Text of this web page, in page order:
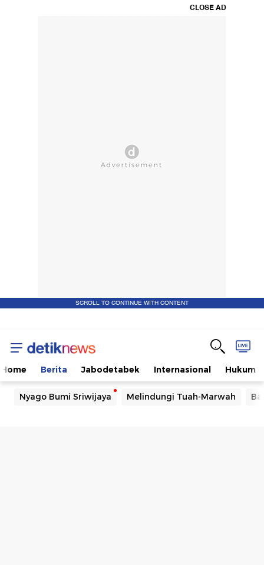
CLOSE AD
SCROLL TO CONTINUE WITH CONTENT
Home Berita Jabodetabek Internasional Hukum
Nyago Bumi Sriwijaya Melindungi Tuah-Marwah